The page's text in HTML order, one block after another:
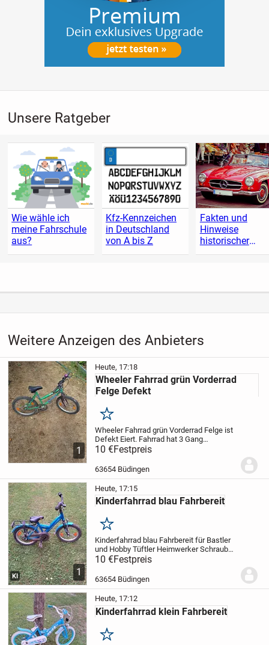
Unsere Ratgeber
Wie wähle ich
meine Fahrschule
aus?
Kfz-Kennzeichen
in Deutschland
von A bis Z
Fakten und
Hinweise
historischer
Fahrzeuge
Weitere Anzeigen des Anbieters
1
Heute, 17:18
Wheeler Fahrrad grün Vorderrad
Felge Defekt
Merken
Wheeler Fahrrad grün Vorderrad Felge ist
Defekt Eiert. Fahrrad hat 3 Gang
Schaltung nur Abholung für 10 Euro.
10 €Festpreis
63654 Büdingen
1
KI
Heute, 17:15
Kinderfahrrad blau Fahrbereit
Merken
Kinderfahrrad blau Fahrbereit für Bastler
und Hobby Tüftler Heimwerker Schrauber
Spezialisten für 10 Euro nur Abholung
10 €Festpreis
63654 Büdingen
Heute, 17:12
Kinderfahrrad klein Fahrbereit
Merken